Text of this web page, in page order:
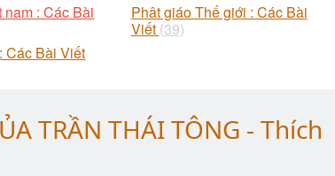
: Các Bài
Phât giáo Thế giới : Các Bài
Viết (39)
Các Bài Viết
TRẦN THÁI TÔNG - Thích